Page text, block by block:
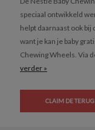
speciaal ontwikkeld
helpt daarnaast ook
want je kan je baby
Chewing Wheels. Via
verder »
CLAIM DE